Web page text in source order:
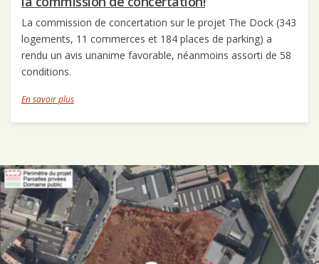
La commission de concertation sur le projet The Dock (343
logements, 11 commerces et 184 places de parking) a
rendu un avis unanime favorable, néanmoins assorti de 58
conditions.
En savoir plus